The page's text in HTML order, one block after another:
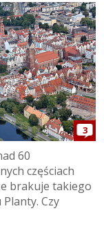
3
60
częściach
brakuje takiego
Czy